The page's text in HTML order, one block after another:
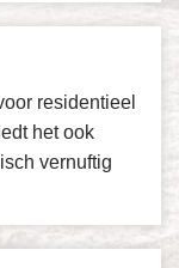
residentieel
het ook
vernuftig